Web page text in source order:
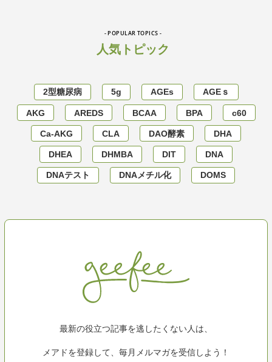
- POPULAR TOPICS -
人気トピック
2型糖尿病 5g AGEs AGEｓ
AKG AREDS BCAA BPA c60
Ca-AKG CLA DAO酵素 DHA
DHEA DHMBA DIT DNA
DNAテスト DNAメチル化 DOMS
最新の役立つ記事を逃したくない人は、
メアドを登録して、毎月メルマガを受信しよう！